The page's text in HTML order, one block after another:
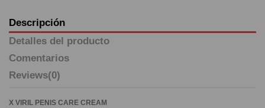
Descripción
Detalles del producto
Comentarios
Reviews(0)
X VIRIL PENIS CARE CREAM